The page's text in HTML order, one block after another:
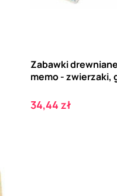
Zabawki
memo - zwierzaki,
Cena
34,44 zł